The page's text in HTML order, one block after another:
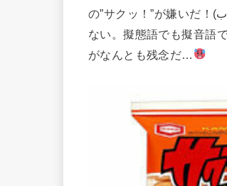
の”サクッ！”が嫌いだ！(⁠ب⁠_⁠ب⁠) 「ネットでサクサク検索すれば出てくるよ」の、サクサクも好きや
ない。擬態語でも擬音語
がなんとも残念だ…